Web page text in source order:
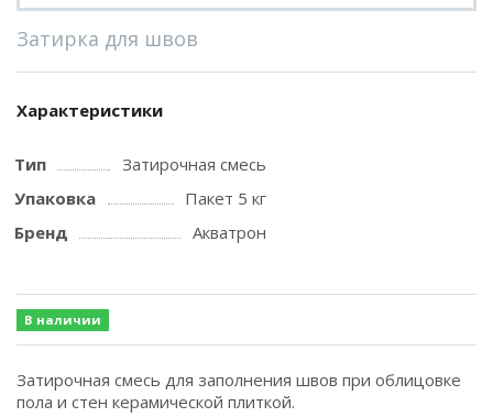
Затирка для швов
Характеристики
Тип
Затирочная смесь
Упаковка
Пакет 5 кг
Бренд
Акватрон
В наличии
Затирочная смесь для заполнения швов при облицовке
пола и стен керамической плиткой.